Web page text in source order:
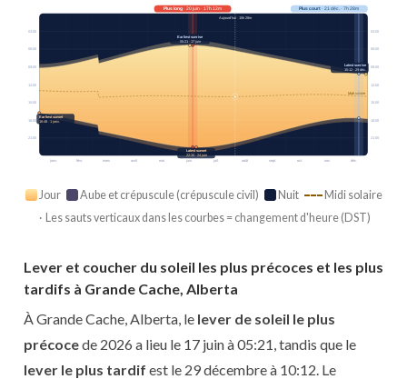
janv. févr. mars avril mai juin juil. août sept. oct. nov. déc.
Midi solaire
03:00 03:00
06:00 06:00
09:00 09:00
12:00 12:00
15:00 15:00
18:00 18:00
21:00 21:00
Plus long· 20 juin · 17h 12m Plus court· 21 déc. · 7h 28m
Aujourd’hui · 15h 28m
Earliest sunrise
05:21 · 17 juin
Latest sunrise
10:12 · 29 déc.
Earliest sunset
16:48 · 1 janv.
Latest sunset
22:34 · 24 juin
Jour Aube et crépuscule (crépuscule civil) Nuit
Midi solaire
· Les sauts verticaux dans les courbes = changement d'heure (DST)
Lever et coucher du soleil les plus précoces et les plus
tardifs à Grande Cache, Alberta
À Grande Cache, Alberta, le lever de soleil le plus
précocede 2026 a lieu le 17 juin à 05:21, tandis que le
lever le plus tardif est le 29 décembre à 10:12. Le